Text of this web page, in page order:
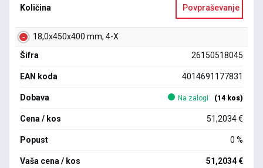
Količina Povpraševanje
18,0x450x400 mm, 4-X
Šifra
26150518045
EAN koda 4014691177831
Dobava Na zalogi (14 kos)
Cena / kos 51,2034 €
Popust 0 %
Vaša cena / kos 51,2034 €